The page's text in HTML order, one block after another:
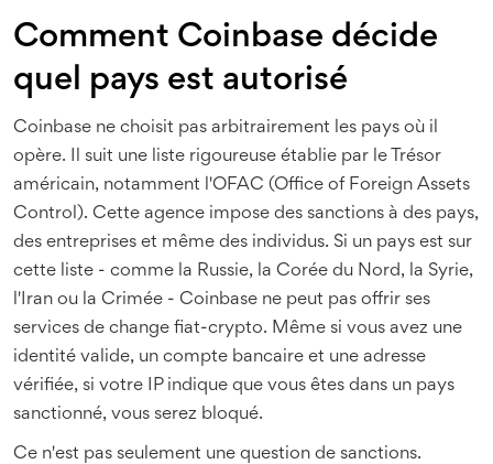
Comment Coinbase décide
quel pays est autorisé
Coinbase ne choisit pas arbitrairement les pays où il
opère. Il suit une liste rigoureuse établie par le Trésor
américain, notamment l'OFAC (Office of Foreign Assets
Control). Cette agence impose des sanctions à des pays,
des entreprises et même des individus. Si un pays est sur
cette liste - comme la Russie, la Corée du Nord, la Syrie,
l'Iran ou la Crimée - Coinbase ne peut pas offrir ses
services de change fiat-crypto. Même si vous avez une
identité valide, un compte bancaire et une adresse
vérifiée, si votre IP indique que vous êtes dans un pays
sanctionné, vous serez bloqué.
Ce n'est pas seulement une question de sanctions.